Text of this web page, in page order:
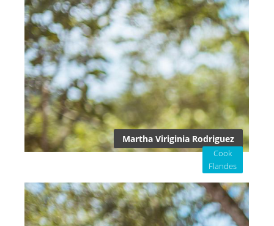
Martha Viriginia Rodriguez
Cook
Flandes